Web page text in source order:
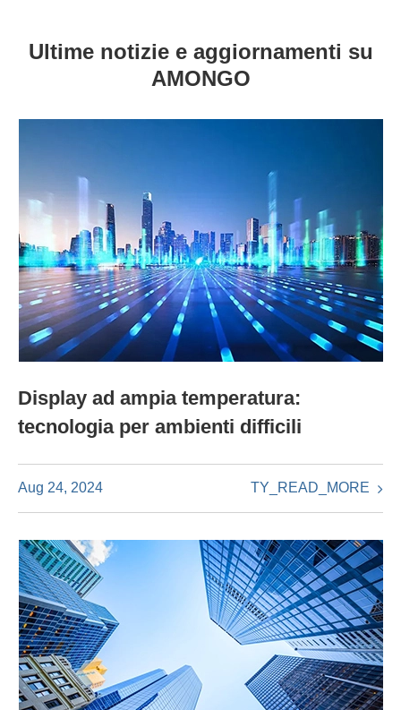
Ultime notizie e aggiornamenti su
AMONGO
Display ad ampia temperatura:
tecnologia per ambienti difficili
Aug 24, 2024 TY_READ_MORE